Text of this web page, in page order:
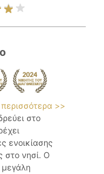
περισσότερα >>
στο
ενοικίασης
στο νησί. Ο
μεγάλη